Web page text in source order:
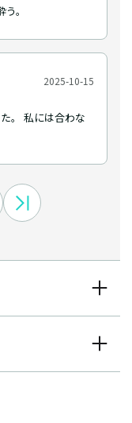
。
2025-10-15
。 私には合わな